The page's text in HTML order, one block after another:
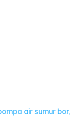
air sumur bor,